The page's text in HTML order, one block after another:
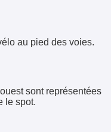
au pied des voies.
sont représentées
le spot.